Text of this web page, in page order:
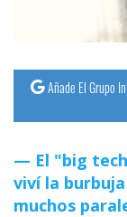
Añade El Grupo
El "big
viví la
muchos